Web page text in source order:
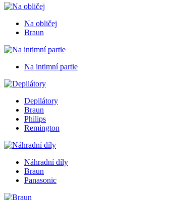
Na obličej
Braun
Na intimní partie
Depilátory
Braun
Philips
Remington
Náhradní díly
Braun
Panasonic